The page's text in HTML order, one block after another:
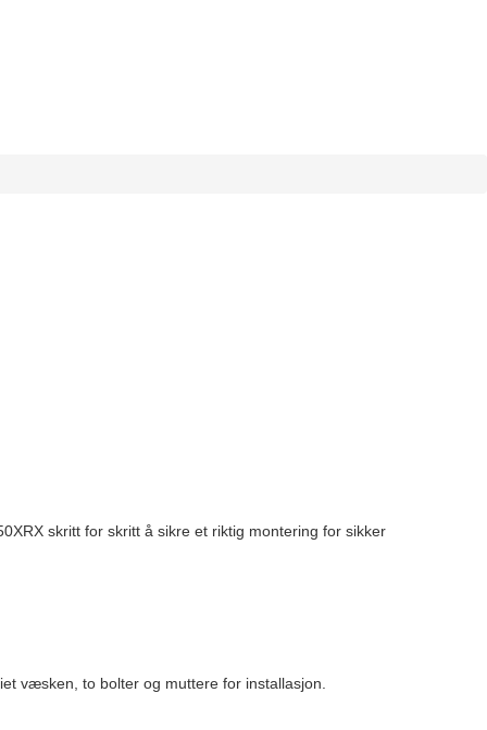
skritt for skritt å sikre et riktig montering for sikker
væsken, to bolter og muttere for installasjon.